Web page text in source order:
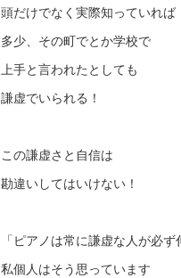
頭だけでなく実際知っていれば
多少、その町でとか学校で
上手と言われたとしても
謙虚でいられる！
この謙虚さと自信は
勘違いしてはいけない！
「ピアノは常に謙虚な人が必ず
私個人はそう思っています